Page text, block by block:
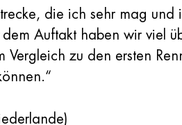
die ich sehr mag und
Auftakt haben wir viel
Vergleich zu den ersten